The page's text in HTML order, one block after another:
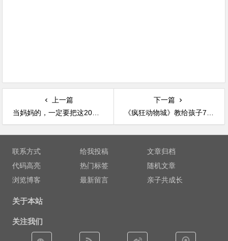
上一篇
当妈妈的，一定要把这20句话说给孩子听！
下一篇
《疯狂动物城》教给孩子7个人生观
文章导航
联系方式
给我投稿
文章归档
代码高亮
热门标签
随机文章
浏览博客
最新留言 亲子共成长
关于本站
关注我们